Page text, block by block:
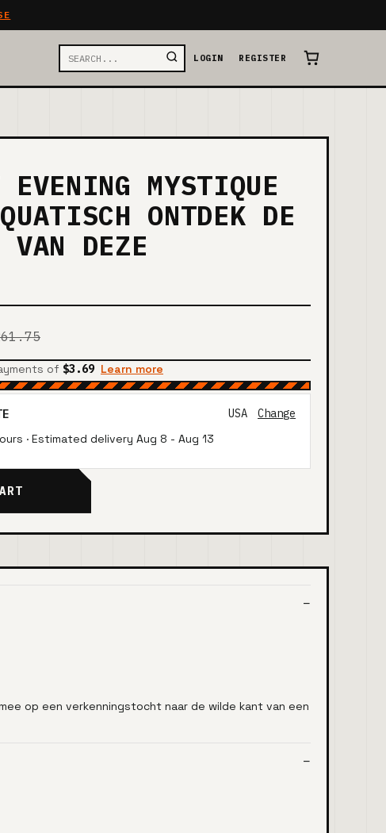
LOGIN REGISTER
EVENING MYSTIQUE
ONTDEK DE
VAN DEZE
of $3.69 Learn more
USA
Change
· Estimated delivery Aug 8 - Aug 13
op een verkenningstocht naar de wilde kant van een